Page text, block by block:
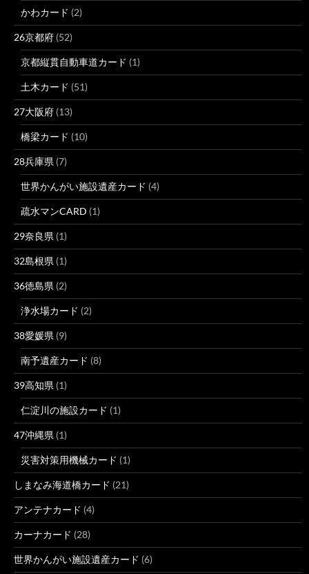
かわカード (2)
26京都府 (52)
京都縦貫自動車道カード (1)
土木カード (51)
27大阪府 (13)
橋梁カード (10)
28兵庫県 (7)
世界かんがい施設遺産カード (4)
疏水マンCARD (1)
29奈良県 (1)
32島根県 (1)
36徳島県 (2)
浄水場カード (2)
38愛媛県 (9)
南予遺産カード (8)
39高知県 (1)
仁淀川の施設カード (1)
47沖縄県 (1)
災害対策用機械カード (1)
しまなみ海道橋カード (21)
アンテナカード (4)
カーナカード (28)
世界かんがい施設遺産カード (6)